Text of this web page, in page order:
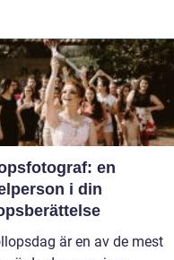
en
i din
är en av de mest